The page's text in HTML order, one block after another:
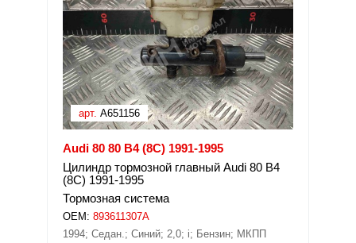
арт. A651156
Audi 80 80 B4 (8C) 1991-1995
Цилиндр тормозной главный Audi 80 B4
(8C) 1991-1995
Тормозная система
OEM: 893611307A
1994; Седан.; Синий; 2,0; i; Бензин; МКПП